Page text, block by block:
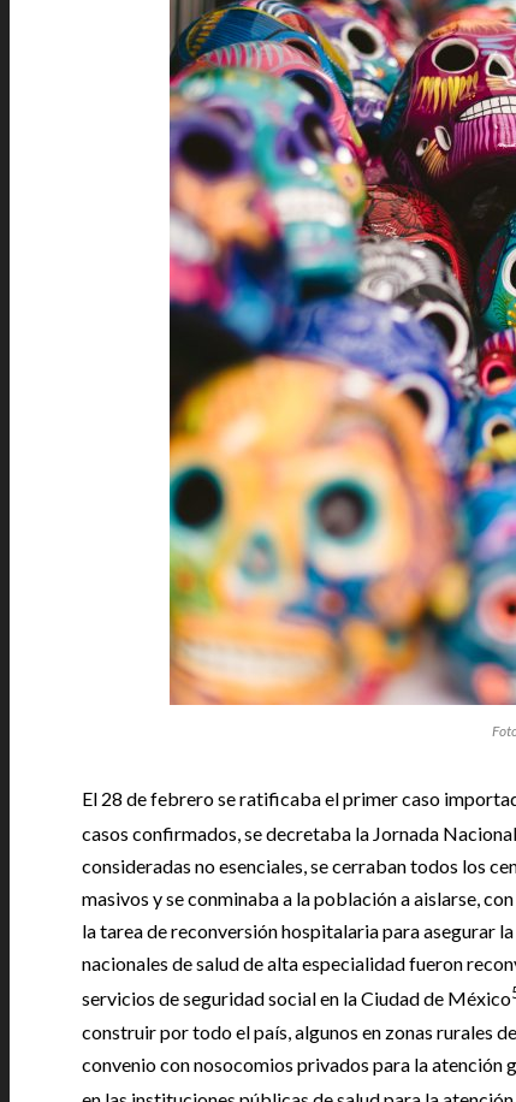
El 28 de febrero se ratificaba el primer caso
casos confirmados, se decretaba la Jornada
consideradas no esenciales, se cerraban todos los
masivos y se conminaba a la población a aislarse,
la tarea de reconversión hospitalaria para asegurar
nacionales de salud de alta especialidad fueron
servicios de seguridad social en la Ciudad de México
construir por todo el país, algunos en zonas rurales
convenio con nosocomios privados para la atención